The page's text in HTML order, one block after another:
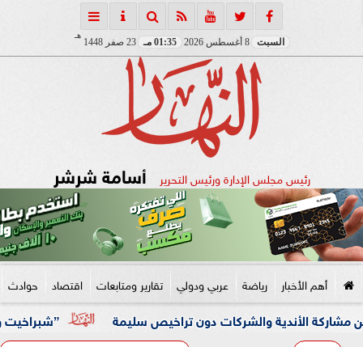
السبت 8 أغسطس 2026 01:35 مـ 23 صفر 1448
هـ
رئيس مجلس الإدارة ورئيس التحرير أسامة شرشر
أهم الأخبار رياضة عربي ودولي تقارير ومتابعات اقتصاد حوادث
”شبراخيت وبدر” ضمن أفضل 10 وحدات محلية على مستوى الجمهورية بالدورة الخامسة والشركات دون تراخيص سليمة